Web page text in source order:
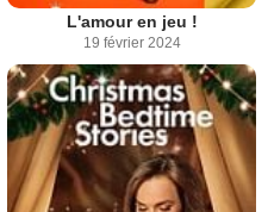
L'amour en jeu !
19 février 2024